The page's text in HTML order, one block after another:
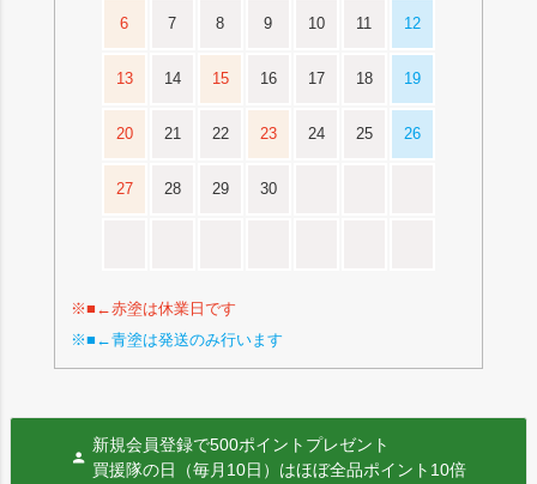
6 7 8 9 10 11 12
13 14 15 16 17 18 19
20 21 22 23 24 25 26
27 28 29 30
※■←赤塗は休業日です
※■←青塗は発送のみ行います
新規会員登録で500ポイントプレゼント
買援隊の日（毎月10日）はほぼ全品ポイント10倍